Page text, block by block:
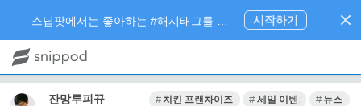
잔망루피뀨 치킨 프랜차이즈 세일 이벤트 뉴스
스닙팟에서는 좋아하는 #해시태그를 팔로우 하고 내가 관심있는 주제만 모아볼 수 있어요. 시작하기